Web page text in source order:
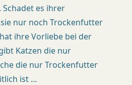
es ihrer
nur noch Trockenfutter
ihre Vorliebe bei der
Katzen die nur
die nur Trockenfutter
ist …